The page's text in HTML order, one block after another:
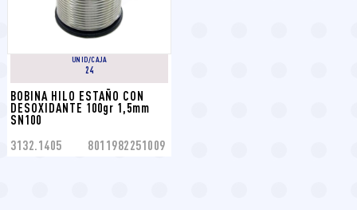
UNID/CAJA
24
BOBINA HILO ESTAÑO CON
DESOXIDANTE 100gr 1,5mm
SN100
3132.1405 8011982251009